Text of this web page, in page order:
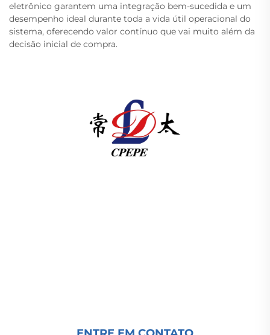
eletrônico garantem uma integração bem-sucedida e um
desempenho ideal durante toda a vida útil operacional do
sistema, oferecendo valor contínuo que vai muito além da
decisão inicial de compra.